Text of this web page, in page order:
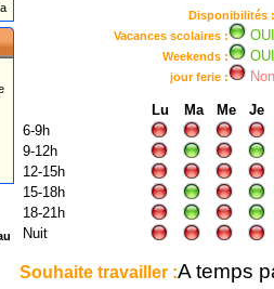
Disponibilités :
Vacances scolaires :
OUI
Weekends : OUI
jour ferie : Non
Lu Ma Me
Je
6-9h
9-12h
12-15h
15-18h
18-21h
Nuit
Souhaite travailler :A temps